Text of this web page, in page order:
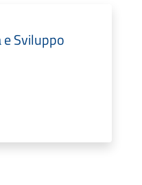
e Sviluppo